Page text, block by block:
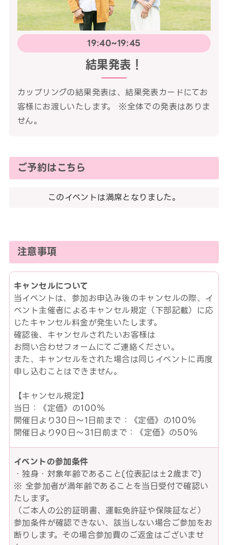
19:40~19:45
結果発表！
カップリングの結果発表は、結果発表カードにてお
客様にお渡しいたします。 ※全体での発表はありま
せん。
ご予約はこちら
このイベントは満席となりました。
注意事項
キャンセルについて
当イベントは、参加お申込み後のキャンセルの際、イ
ベント主催者によるキャンセル規定（下部記載）に応
じたキャンセル料金が発生いたします。
確認後、キャンセルされたいお客様は
お問い合わせフォームにてご連絡ください。
また、キャンセルをされた場合は同じイベントに再度
申し込むことはできません。
【キャンセル規定】
当日：《定価》の100％
開催日より30日～1日前まで：《定価》の100％
開催日より90日～31日前まで：《定価》の50％
イベントの参加条件
・独身・対象年齢であること(位表記は±2歳まで)
※ 全参加者が満年齢であることを当日受付で確認い
たします。
（ご本人の公的証明書、運転免許証や保険証など）
参加条件が確認できない、該当しない場合ご参加をお
断りします。その場合参加費のご返金はございませ